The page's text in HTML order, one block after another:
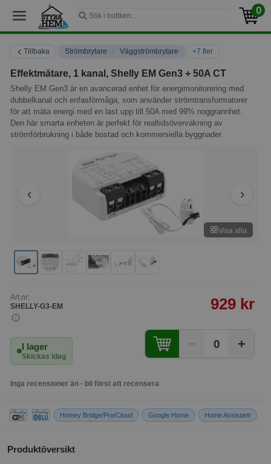
0
Tillbaka Strömbrytare › Väggströmbrytare +7 fler
Effektmätare, 1 kanal, Shelly EM Gen3 + 50A CT
Shelly EM Gen3 är en avancerad enhet för energimonitorering med
dubbelkanal och enfasförmåga, som använder strömtransformatorer
för att mäta energi med en last upp till 50A med 99% noggrannhet.
Den här smarta enheten är perfekt för realtidsövervakning av
strömförbrukning i både bostad och kommersiella byggnader.
Visa alla
Art.nr:
SHELLY-G3-EM
929 kr
I lager
Skickas idag
0 +
Inga recensioner än · bli först att recensera
Homey Bridge/Pro/Cloud Google Home Home Assistant
Produktöversikt